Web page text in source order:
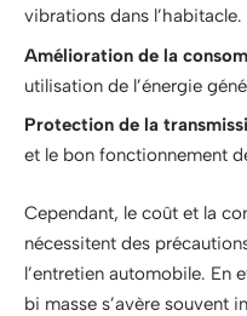
vibrations dans l’habitacle.
Amélioration de la
utilisation de l’énergie
Protection de la
et le bon fonctionnement
Cependant, le coût et la
nécessitent des
l’entretien automobile. En
bi masse s’avère souvent